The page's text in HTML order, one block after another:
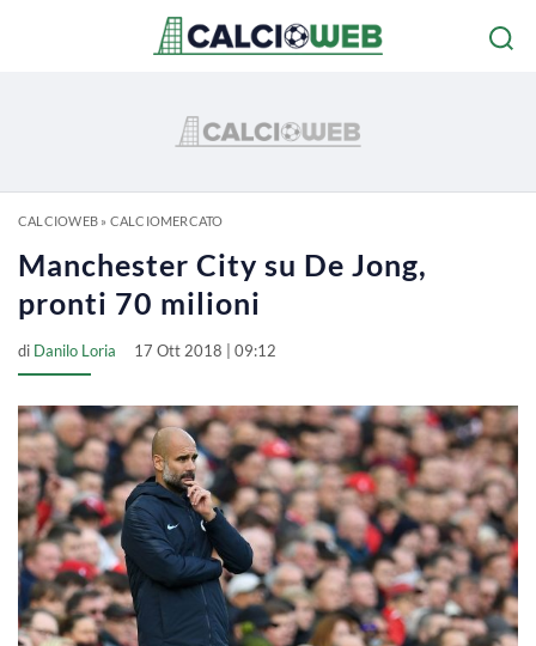
CALCIOWEB» CALCIOMERCATO
Manchester City su De Jong,
pronti 70 milioni
di Danilo Loria 17 Ott 2018 | 09:12